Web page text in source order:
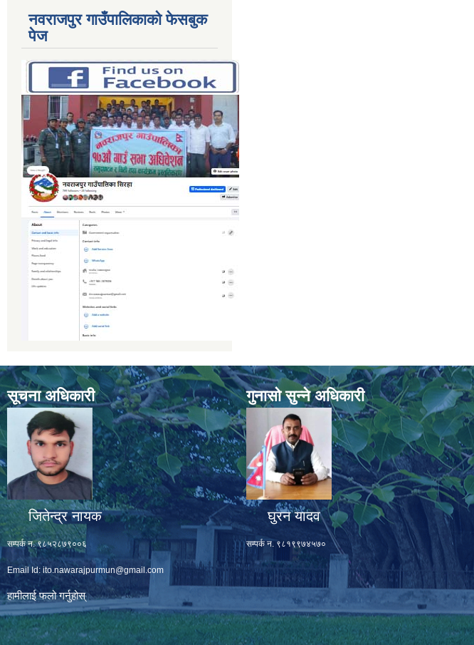
नवराजपुर गाउँपालिकाको फेसबुक
पेज
सूचना अधिकारी
जितेन्द्र नायक
सम्पर्क न. ९८५२८७९००६
Email Id: ito.nawarajpurmun@gmail.com
हामीलाई फलो गर्नुहोस्
गुनासो सुन्ने अधिकारी
घुरन यादव
सम्पर्क न. ९८१९९७४५७०